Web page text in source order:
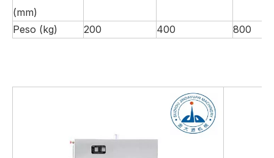
(mm)
Peso (kg) 200 400 800